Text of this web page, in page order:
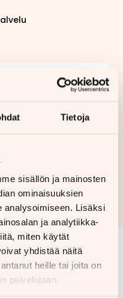
Tietoja
sisällön ja mainosten
ominaisuuksien
analysoimiseen. Lisäksi
ja analytiikka-
miten käytät
yhdistää näitä
heille tai joita on
palvelujaan.
242,68 €
ja edellyttää hyväksytyn